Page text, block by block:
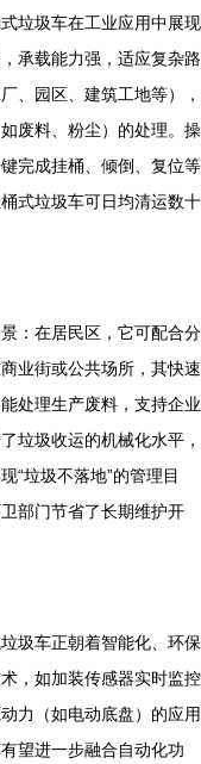
垃圾车在工业应用中展现
承载能力强，适应复杂路
、园区、建筑工地等），
废料、粉尘）的处理。操
完成挂桶、倾倒、复位等
式垃圾车可日均清运数十
：在居民区，它可配合分
业街或公共场所，其快速
处理生产废料，支持企业
垃圾收运的机械化水平，
“垃圾不落地”的管理目
部门节省了长期维护开
圾车正朝着智能化、环保
，如加装传感器实时监控
力（如电动底盘）的应用
望进一步融合自动化功